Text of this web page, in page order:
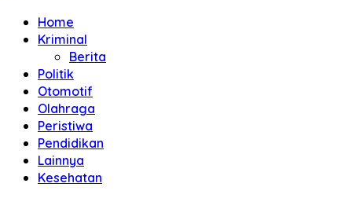
Home
Kriminal
Berita
Politik
Otomotif
Olahraga
Peristiwa
Pendidikan
Lainnya
Kesehatan